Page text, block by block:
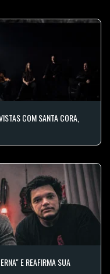
COM SANTA CORA,
E REAFIRMA SUA